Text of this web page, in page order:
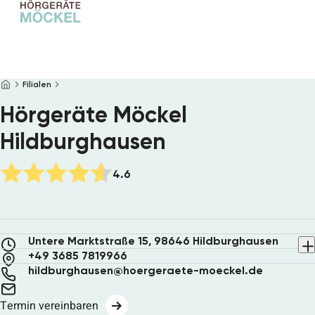
Hörgeräte
Brillen
Service
Filialen
Über uns
Startseite
Filialen
Hörgeräte Möckel
Hildburghausen
4.6
Untere Marktstraße 15, 98646 Hildburghausen
+49 3685 7819966
hildburghausen@hoergeraete-moeckel.de
Termin vereinbaren